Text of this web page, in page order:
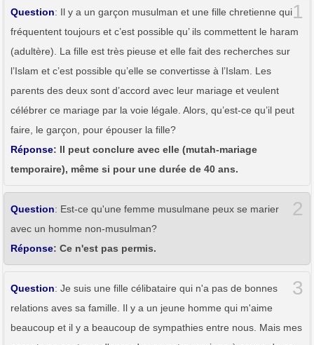
1
Question: Il y a un garçon musulman et une fille chretienne qui
fréquentent toujours et c’est possible qu’ ils commettent le haram
(adultère). La fille est très pieuse et elle fait des recherches sur
l’Islam et c’est possible qu’elle se convertisse à l’Islam. Les
parents des deux sont d’accord avec leur mariage et veulent
célébrer ce mariage par la voie légale. Alors, qu’est-ce qu’il peut
faire, le garçon, pour épouser la fille?
Réponse: Il peut conclure avec elle (mutah-mariage
temporaire), même si pour une durée de 40 ans.
2
Question: Est-ce qu'une femme musulmane peux se marier
avec un homme non-musulman?
Réponse: Ce n'est pas permis.
3
Question: Je suis une fille célibataire qui n'a pas de bonnes
relations aves sa famille. Il y a un jeune homme qui m'aime
beaucoup et il y a beaucoup de sympathies entre nous. Mais mes